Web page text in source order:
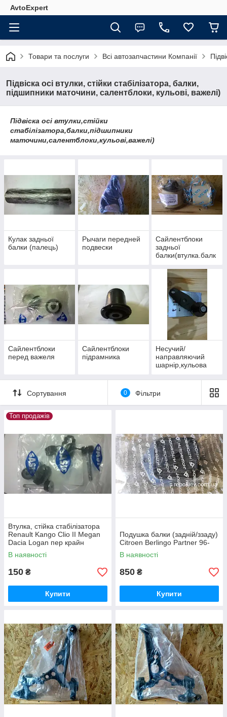
AvtoExpert
Товари та послуги Всі автозапчастини Компанії
Підвіска осі втулки, стійки стабілізатора, балки,
підшипники маточини, салентблоки, кульові, важелі)
Підвіска осі втулки,стійки
стабілізатора,балки,підшипники
маточини,салентблоки,кульові,важелі)
Кулак задньої
балки (палець)
Рычаги передней
подвески
Сайлентблоки
задньої
балки(втулка.балк
Сайлентблоки
перед важеля
Сайлентблоки
підрамника
Несучий/
направляючий
шарнір,кульова
Сортування 0 Фільтри
Топ продажів
Втулка, стійка стабілізатора
Renault Kango Clio II Megan
Dacia Logan пер крайн
В наявності
150 ₴
Купити
Подушка балки (задній/ззаду)
Citroen Berlingo Partner 96-
В наявності
850 ₴
Купити